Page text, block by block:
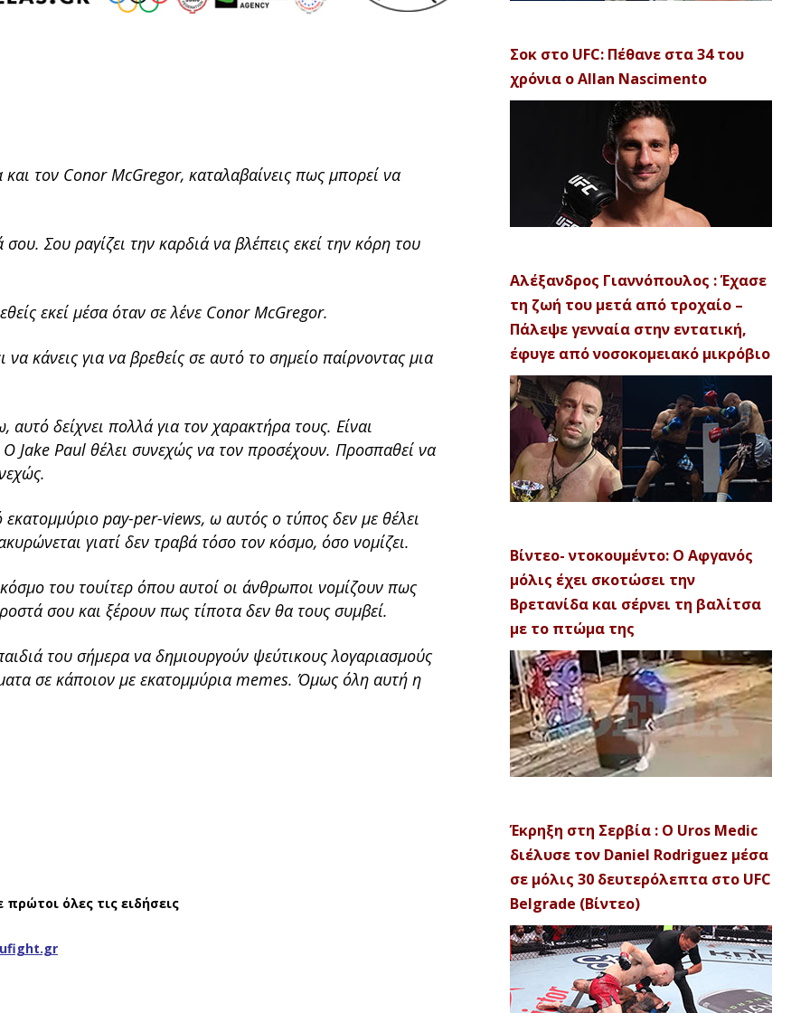
τον Conor McGregor, καταλαβαίνεις πως μπορεί να
Σου ραγίζει την καρδιά να βλέπεις εκεί την κόρη του
εκεί μέσα όταν σε λένε Conor McGregor.
κάνεις για να βρεθείς σε αυτό το σημείο παίρνοντας μια
δείχνει πολλά για τον χαρακτήρα τους. Είναι
Jake Paul θέλει συνεχώς να τον προσέχουν. Προσπαθεί να
pay-per-views, ω αυτός ο τύπος δεν με θέλει
γιατί δεν τραβά τόσο τον κόσμο, όσο νομίζει.
του τουίτερ όπου αυτοί οι άνθρωποι νομίζουν πως
σου και ξέρουν πως τίποτα δεν θα τους συμβεί.
του σήμερα να δημιουργούν ψεύτικους λογαριασμούς
σε κάποιον με εκατομμύρια memes. Όμως όλη αυτή η
πρώτοι όλες τις ειδήσεις
ufight.gr
Σοκ στο UFC: Πέθανε στα 34 του
χρόνια ο Allan Nascimento
Αλέξανδρος Γιαννόπουλος : Έχασε
τη ζωή του μετά από τροχαίο –
Πάλεψε γενναία στην εντατική,
έφυγε από νοσοκομειακό μικρόβιο
Βίντεο- ντοκουμέντο: Ο Αφγανός
μόλις έχει σκοτώσει την
Βρετανίδα και σέρνει τη βαλίτσα
με το πτώμα της
Έκρηξη στη Σερβία : Ο Uros Medic
διέλυσε τον Daniel Rodriguez μέσα
σε μόλις 30 δευτερόλεπτα στο UFC
Belgrade (Βίντεο)